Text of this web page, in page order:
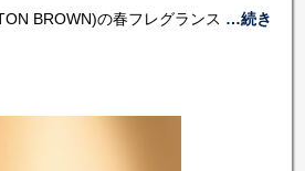
BROWN)の春フレグランス …続き